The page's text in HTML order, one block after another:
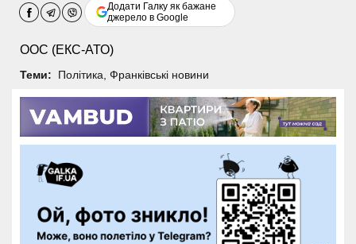
Додати Галку як бажане
джерело в Google
ООС (ЕКС-АТО)
Теми: Політика Франківські новини